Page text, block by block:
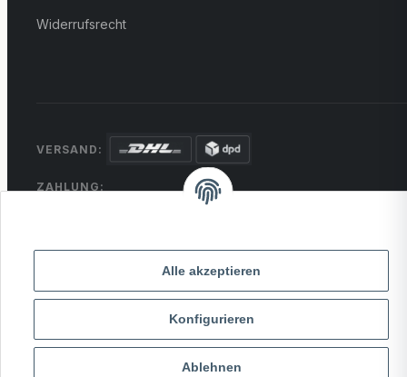
Alle akzeptieren
Konfigurieren
Ablehnen
Widerrufsrecht
VERSAND:
ZAHLUNG:
MasterCard
* Alle Preise inkl. gesetzlicher USt., zzgl.Versand
Powered byMD IT Solutions